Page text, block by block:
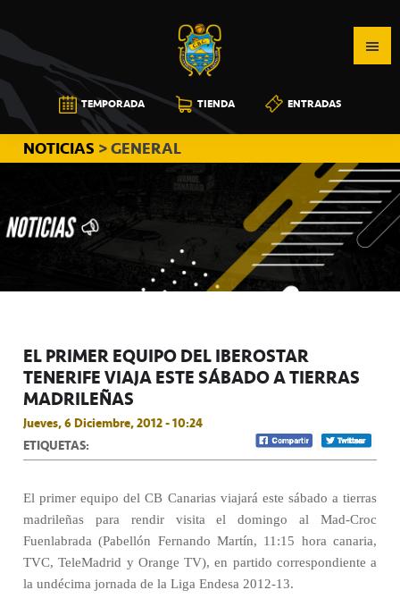
a
la
navegación
principal
al
contenido
principal
a
la
barra
lateral
principal
CB
CANARIAS
TEMPORADA TIENDA ENTRADAS
NOTICIAS > GENERAL
EL PRIMER EQUIPO DEL IBEROSTAR
TENERIFE VIAJA ESTE SÁBADO A TIERRAS
MADRILEÑAS
Jueves, 6 Diciembre, 2012 - 10:24
ETIQUETAS:
El primer equipo del CB Canarias viajará este sábado a tierras
madrileñas para rendir visita el domingo al Mad-Croc
Fuenlabrada (Pabellón Fernando Martín, 11:15 hora canaria,
TVC, TeleMadrid y Orange TV), en partido correspondiente a
la undécima jornada de la Liga Endesa 2012-13.